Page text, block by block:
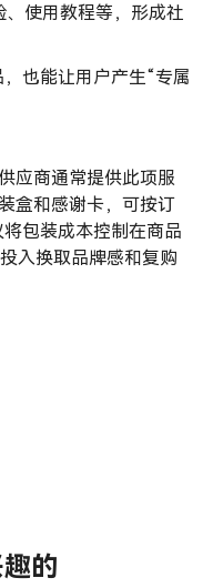
、使用教程等，形成社
也能让用户产生“专属
应商通常提供此项服
盒和感谢卡，可按订
包装成本控制在商品
入换取品牌感和复购
的